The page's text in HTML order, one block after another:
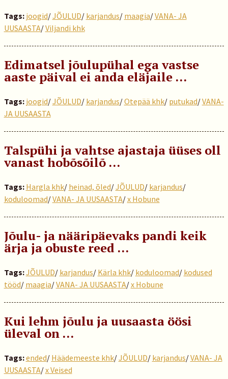
Tags: joogid/JÕULUD/ karjandus/ maagia/VANA- JA
UUSAASTA/Viljandi khk
Edimatsel jõulupühal ega vastse
aaste päival ei anda eläjaile …
Tags: joogid/JÕULUD/ karjandus/Otepää khk/ putukad/VANA-
JA UUSAASTA
Talspühi ja vahtse ajastaja üüses oll
vanast hobõsõilõ ...
Tags: Hargla khk/ heinad, õled/JÕULUD/ karjandus/
koduloomad/VANA- JA UUSAASTA/x Hobune
Jõulu- ja nääripäevaks pandi keik
ärja ja obuste reed …
Tags:JÕULUD/ karjandus/ Kärla khk/ koduloomad/ kodused
tööd/ maagia/VANA- JA UUSAASTA/x Hobune
Kui lehm jõulu ja uusaasta öösi
üleval on …
Tags:ended/ Häädemeeste khk/JÕULUD/ karjandus/VANA- JA
UUSAASTA/x Veised